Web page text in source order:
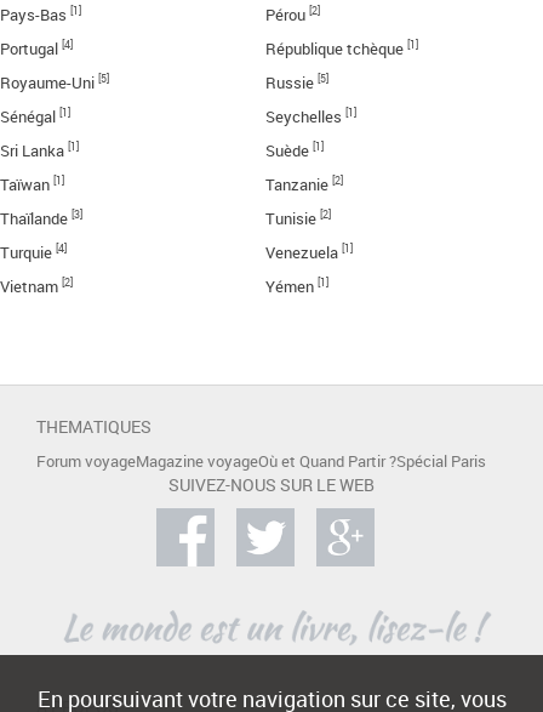
En poursuivant votre navigation sur ce site, vous
Pays-Bas [1] Pérou [2]
Portugal [4] République tchèque [1]
Royaume-Uni [5] Russie [5]
Sénégal [1] Seychelles [1]
Sri Lanka [1] Suède [1]
Taïwan [1] Tanzanie [2]
Thaïlande [3] Tunisie [2]
Turquie [4] Venezuela [1]
Vietnam [2] Yémen [1]
THEMATIQUES
Forum voyageMagazine voyageOù et Quand Partir ?Spécial Paris
SUIVEZ-NOUS SUR LE WEB
A PROPOS